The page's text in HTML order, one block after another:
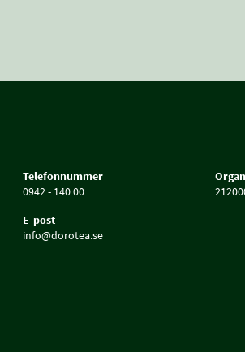
Telefonnummer
0942 - 140 00
E-post
info@dorotea.se